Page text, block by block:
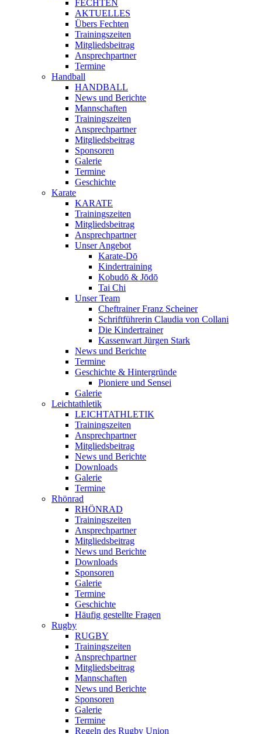
FECHTEN
AKTUELLES
Übers Fechten
Trainingszeiten
Mitgliedsbeitrag
Ansprechpartner
Termine
Handball
HANDBALL
News und Berichte
Mannschaften
Trainingszeiten
Ansprechpartner
Mitgliedsbeitrag
Sponsoren
Galerie
Termine
Geschichte
Karate
KARATE
Trainingszeiten
Mitgliedsbeitrag
Ansprechpartner
Unser Angebot
Karate-Dō
Kindertraining
Kobudō & Jōdō
Tai Chi
Unser Team
Cheftrainer Franz Scheiner
Schriftführerin Claudia von Collani
Die Kindertrainer
Kassenwart Jürgen Stark
News und Berichte
Termine
Geschichte & Hintergründe
Pioniere und Sensei
Galerie
Leichtathletik
LEICHTATHLETIK
Trainingszeiten
Ansprechpartner
Mitgliedsbeitrag
News und Berichte
Downloads
Galerie
Termine
Rhönrad
RHÖNRAD
Trainingszeiten
Ansprechpartner
Mitgliedsbeitrag
News und Berichte
Downloads
Sponsoren
Galerie
Termine
Geschichte
Häufig gestellte Fragen
Rugby
RUGBY
Trainingszeiten
Ansprechpartner
Mitgliedsbeitrag
Mannschaften
News und Berichte
Sponsoren
Galerie
Termine
Regeln des Rugby Union